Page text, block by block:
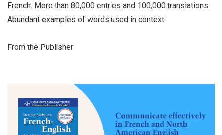
French. More than 80,000 entries and 100,000 translations.
Abundant examples of words used in context.
From the Publisher